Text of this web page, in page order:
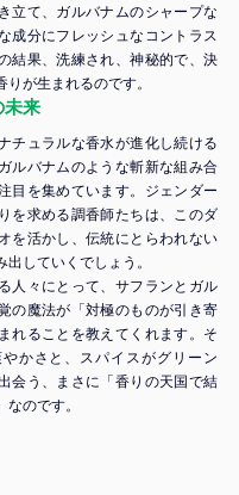
立て、ガルバナムのシャープな
成分にフレッシュなコントラス
結果、洗練され、神秘的で、決
が生まれるのです。
未来
チュラルな香水が進化し続ける
ルバナムのような斬新な組み合
目を集めています。ジェンダー
を求める調香師たちは、このダ
を活かし、伝統にとらわれない
していくでしょう。
人々にとって、サフランとガル
の魔法が「対極のものが引き寄
れることを教えてくれます。そ
かさと、スパイスがグリーン
会う、まさに「香りの天国で結
のです。